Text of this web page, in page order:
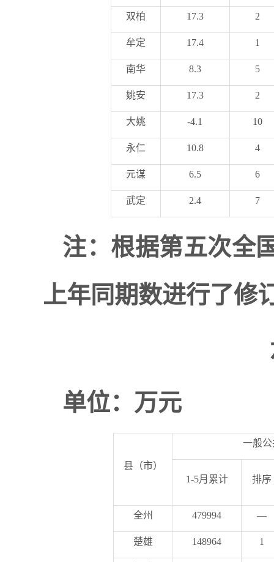
双柏 17.3 2
牟定 17.4 1
南华 8.3 5
姚安 17.3 2
大姚 -4.1 10
永仁 10.8 4
元谋 6.5 6
武定 2.4 7
注：根据第五次全
上年同期数进行了修
单位：万元
县（市）
一般
1-5月累计 排序
全州 479994 —
楚雄 148964 1